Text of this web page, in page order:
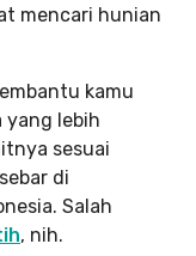
mencari hunian
kamu
yang lebih
sesuai
di
Salah
, nih.